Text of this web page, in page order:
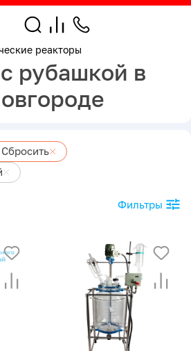
реакторы
рубашкой в
Сбросить
Фильтры